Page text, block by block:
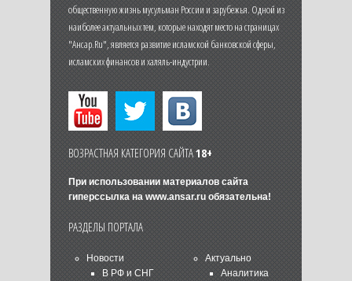
общественную жизнь мусульман России и зарубежья. Одной из
наиболее актуальных тем, которые находят место на страницах
"Ансар.Ru", является развитие исламской банковской сферы,
исламских финансов и халяль-индустрии.
ВОЗРАСТНАЯ КАТЕГОРИЯ САЙТА18+
При использовании материалов сайта
гиперссылка на www.ansar.ruобязательна!
РАЗДЕЛЫ ПОРТАЛА
Новости
В РФ и СНГ
Актуально
Аналитика